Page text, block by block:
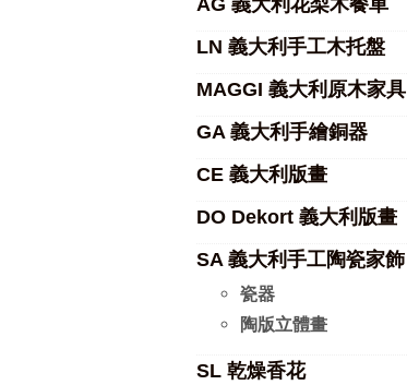
AG 義大利花梨木餐車
LN 義大利手工木托盤
MAGGI 義大利原木家具
GA 義大利手繪銅器
CE 義大利版畫
DO Dekort 義大利版畫
SA 義大利手工陶瓷家飾
瓷器
陶版立體畫
SL 乾燥香花